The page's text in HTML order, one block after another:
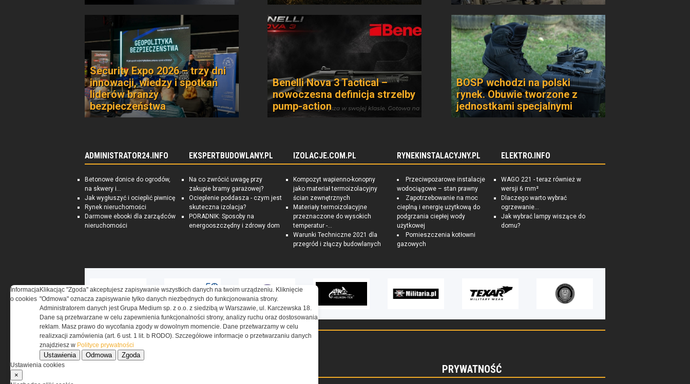
Security Expo 2026 – trzy dni
innowacji, wiedzy i spotkań
liderów branży
bezpieczeństwa
Benelli Nova 3 Tactical –
nowoczesna definicja strzelby
pump-action
BOSP wchodzi na polski
rynek. Obuwie tworzone z
jednostkami specjalnymi
ADMINISTRATOR24.INFO
Betonowe donice do ogrodów,
na skwery i...
Jak wygłuszyć i ocieplić piwnicę
Rynek nieruchomości
Darmowe ebooki dla zarządców
nieruchomości
EKSPERTBUDOWLANY.PL
Na co zwrócić uwagę przy
zakupie bramy garażowej?
Ocieplenie poddasza - czym jest
skuteczna izolacja?
PORADNIK: Sposoby na
energooszczędny i zdrowy dom
IZOLACJE.COM.PL
Kompozyt wapienno-konopny
jako materiał termoizolacyjny
ścian zewnętrznych
Materiały termoizolacyjne
przeznaczone do wysokich
temperatur -...
Warunki Techniczne 2021 dla
przegród i złączy budowlanych
RYNEKINSTALACYJNY.PL
Przeciwpożarowe instalacje
wodociągowe – stan prawny
Zapotrzebowanie na moc
cieplną i energię użytkową do
podgrzania ciepłej wody
użytkowej
Pomieszczenia kotłowni
gazowych
ELEKTRO.INFO
WAGO 221 - teraz również w
wersji 6 mm²
Dlaczego warto wybrać
ogrzewanie...
Jak wybrać lampy wiszące do
domu?
PRYWATNOŚĆ
Informacja
o cookies
Klikacjąc "Zgoda" akceptujesz zapisywanie wszystkich danych na twoim urządzeniu. Kliknięcie
"Odmowa" oznacza zapisywanie tylko danych niezbędnych do funkcjonowania strony.
Administratorem danych jest Grupa Medium sp. z o.o. z siedzibą w Warszawie, ul. Karczewska 18.
Dane są przetwarzane w celu zapewnienia funkcjonalności strony, analizy ruchu oraz dostosowania
reklam. Masz prawo do wycofania zgody w dowolnym momencie. Dane przetwarzamy w celu
realizxacji zamówienia (art. 6 ust. 1 lit. b RODO). Szczegółowe informacje o przetwarzaniu danych
znajdziesz w Polityce prywatności
Ustawienia Odmowa Zgoda
Ustawienia cookies
×